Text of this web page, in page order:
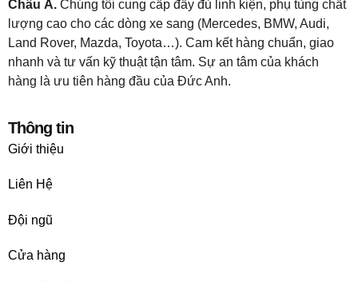
Châu Á. Chúng tôi cung cấp đầy đủ linh kiện, phụ tùng chất
lượng cao cho các dòng xe sang (Mercedes, BMW, Audi,
Land Rover, Mazda, Toyota…). Cam kết hàng chuẩn, giao
nhanh và tư vấn kỹ thuật tận tâm. Sự an tâm của khách
hàng là ưu tiên hàng đầu của Đức Anh.
Thông tin
Giới thiệu
Liên Hệ
Đội ngũ
Cửa hàng